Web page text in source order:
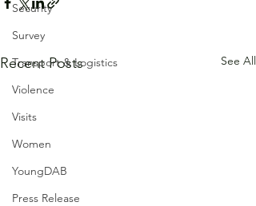
Security
Survey
Transport & Logistics
Violence
Visits
Women
YoungDAB
Press Release
Recent Posts See All